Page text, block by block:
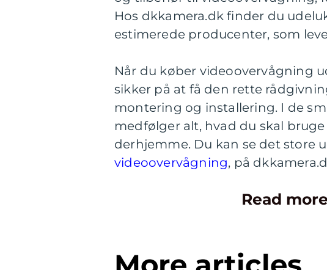
Hos dkkamera.dk finder du
estimerede producenter, som
Når du køber videoovervågning
sikker på at få den rette
montering og installering. I de
medfølger alt, hvad du skal
derhjemme. Du kan se det store
videoovervågning, på
Read